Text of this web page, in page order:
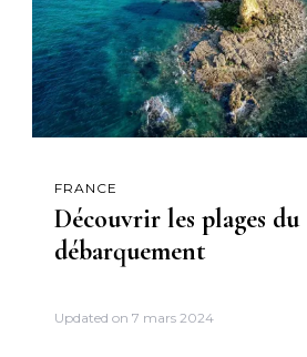
FRANCE
Découvrir les plages du
débarquement
Updated on 7 mars 2024